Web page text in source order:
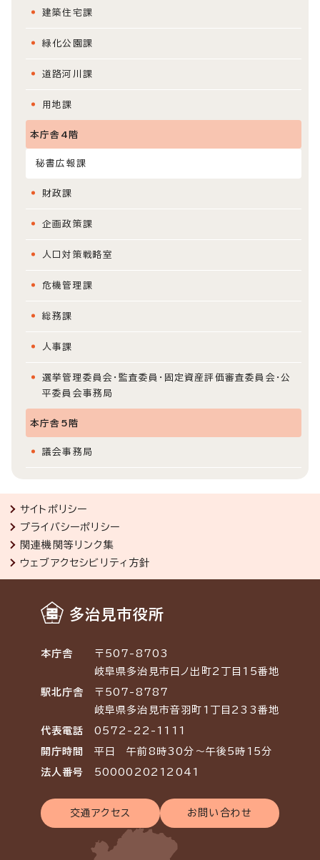
建築住宅課
緑化公園課
道路河川課
用地課
本庁舎4階
秘書広報課
財政課
企画政策課
人口対策戦略室
危機管理課
総務課
人事課
選挙管理委員会・監査委員・固定資産評価審査委員会・公
平委員会事務局
本庁舎5階
議会事務局
サイトポリシー
プライバシーポリシー
関連機関等リンク集
ウェブアクセシビリティ方針
多治見市役所
本庁舎
〒507-8703
岐阜県多治見市日ノ出町2丁目15番地
駅北庁舎
〒507-8787
岐阜県多治見市音羽町1丁目233番地
代表電話 0572-22-1111
開庁時間 平日 午前8時30分～午後5時15分
法人番号 5000020212041
交通アクセス お問い合わせ